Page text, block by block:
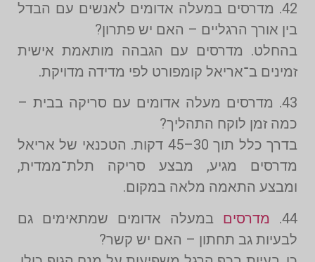
42. מדרסים במעלה אדומים לאנשים עם הבדל
בין אורך הרגליים – האם יש פתרון?
בהחלט. מדרסים עם הגבהה מותאמת אישית
זמינים ב־אריאל קומפורט לפי מדידה מדויקת.
43. מדרסים מעלה אדומים עם סריקה בבית –
כמה זמן לוקח התהליך?
בדרך כלל תוך 30–45 דקות. הטכנאי של אריאל
מדרסים מגיע, מבצע סריקה תלת־ממדית,
ומבצע התאמה מלאה במקום.
44.
מדרסים במעלה אדומים שמתאימים גם
לבעיות גב תחתון – האם יש קשר?